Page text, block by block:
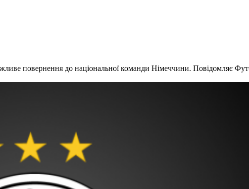
повернення до національної команди Німеччини. Повідомляє